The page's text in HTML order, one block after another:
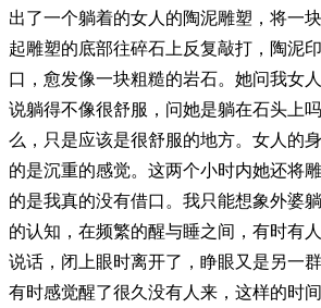
出了一个躺着的女人的陶泥雕塑，将一
起雕塑的底部往碎石上反复敲打，陶泥
口，愈发像一块粗糙的岩石。她问我女
说躺得不像很舒服，问她是躺在石头上
么，只是应该是很舒服的地方。女人的
的是沉重的感觉。这两个小时内她还将
的是我真的没有借口。我只能想象外婆
的认知，在频繁的醒与睡之间，有时有
说话，闭上眼时离开了，睁眼又是另一
有时感觉醒了很久没有人来，这样的时间